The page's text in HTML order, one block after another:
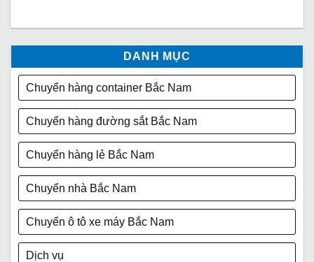
DANH MỤC
Chuyển hàng container Bắc Nam
Chuyển hàng đường sắt Bắc Nam
Chuyển hàng lẻ Bắc Nam
Chuyển nhà Bắc Nam
Chuyển ô tô xe máy Bắc Nam
Dịch vụ